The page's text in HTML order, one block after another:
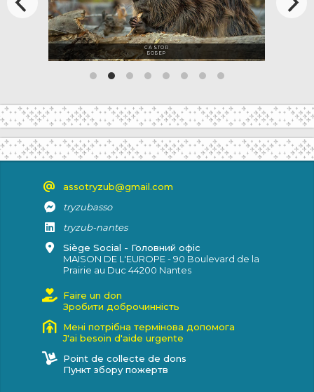
CASTOR
БОБЕР
assotryzub@gmail.com
tryzubasso
tryzub-nantes
Siège Social - Головний офіс
MAISON DE L'EUROPE - 90 Boulevard de la
Prairie au Duc 44200 Nantes
Faire un don
Зробити доброчинність
Мені потрібна термінова допомога
J'ai besoin d'aide urgente
Point de collecte de dons
Пункт збору пожертв